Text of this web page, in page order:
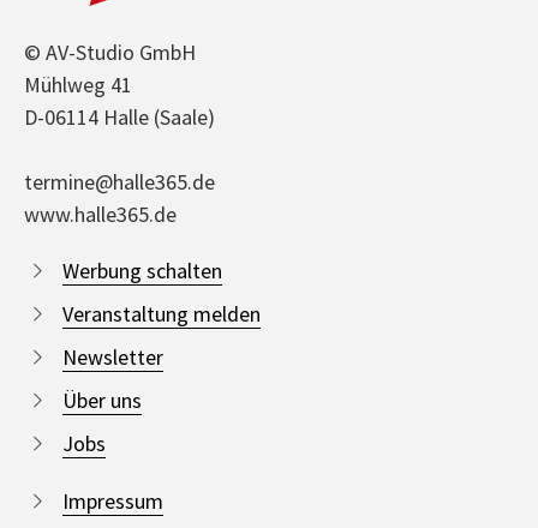
© AV-Studio GmbH
Mühlweg 41
D-06114 Halle (Saale)
termine@halle365.de
www.halle365.de
Werbung schalten
Veranstaltung melden
Newsletter
Über uns
Jobs
Impressum